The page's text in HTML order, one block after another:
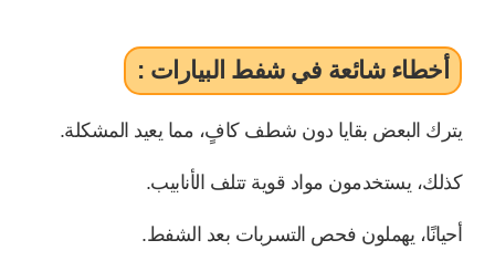
أخطاء شائعة في شفط البيارات :
يترك البعض بقايا دون شطف كافٍ، مما يعيد المشكلة.
كذلك، يستخدمون مواد قوية تتلف الأنابيب.
أحيانًا، يهملون فحص التسربات بعد الشفط.